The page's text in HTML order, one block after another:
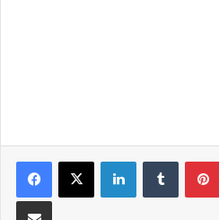
LinkedInTumblr
Partilhar Via Email